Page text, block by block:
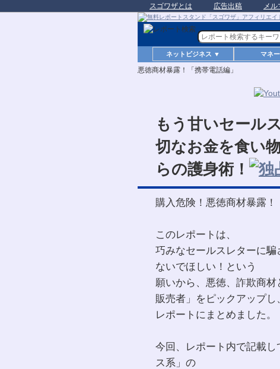
スゴワザとは 広告出稿 メル
ネットビジネス ▼ マネ
悪徳商材暴露！「携帯電話編」
もう甘いセール
切なお金を食い
らの護身術！
購入危険！悪徳商材暴露！
このレポートは、
巧みなセールスレターに
ないでほしい！という
願いから、悪徳、詐欺商
販売者」をピックアップし、
レポートにまとめました。
今回、レポート内で記載
ス系」の